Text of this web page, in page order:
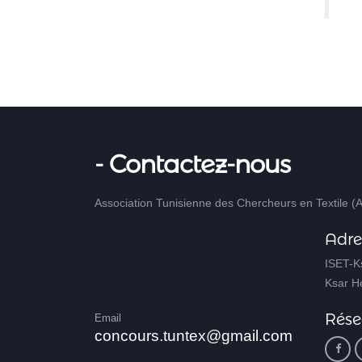
- Contactez-nous
Association Tunisienne des Chercheurs en Textile
ISET-
Ksar
Email
concours.tuntex@gmail.com